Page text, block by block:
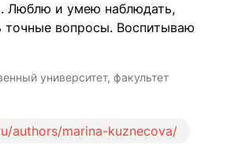
Люблю и умею наблюдать,
точные вопросы. Воспитываю
университет, факультет
authors/marina-kuznecova/